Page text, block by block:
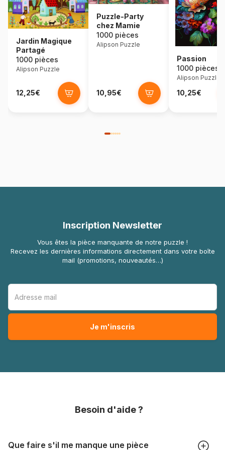
Jardin Magique
Partagé
1000 pièces
Alipson Puzzle
12,25€
Puzzle-Party
chez Mamie
1000 pièces
Alipson Puzzle
10,95€
Passion
1000 pièces
Alipson Puzzle
10,25€
Inscription Newsletter
Vous êtes la pièce manquante de notre puzzle !
Recevez les dernières informations directement dans votre boîte
mail (promotions, nouveautés…)
Besoin d'aide ?
Que faire s'il me manque une pièce